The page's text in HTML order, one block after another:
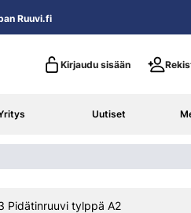
Kirjaudu sisään
Uutiset
Ruuvi.fi
Pidätinruuvi tylppä A2